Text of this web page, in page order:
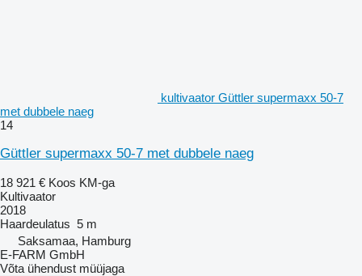
kultivaator Güttler supermaxx 50-7
met dubbele naeg
14
Güttler supermaxx 50-7 met dubbele naeg
18 921 € Koos KM-ga
Kultivaator
2018
Haardeulatus 5 m
Saksamaa, Hamburg
E-FARM GmbH
Võta ühendust müüjaga